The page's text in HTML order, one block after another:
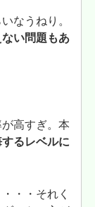
なうねり。
い問題もあ
高すぎ。本
るレベルに
・・それく